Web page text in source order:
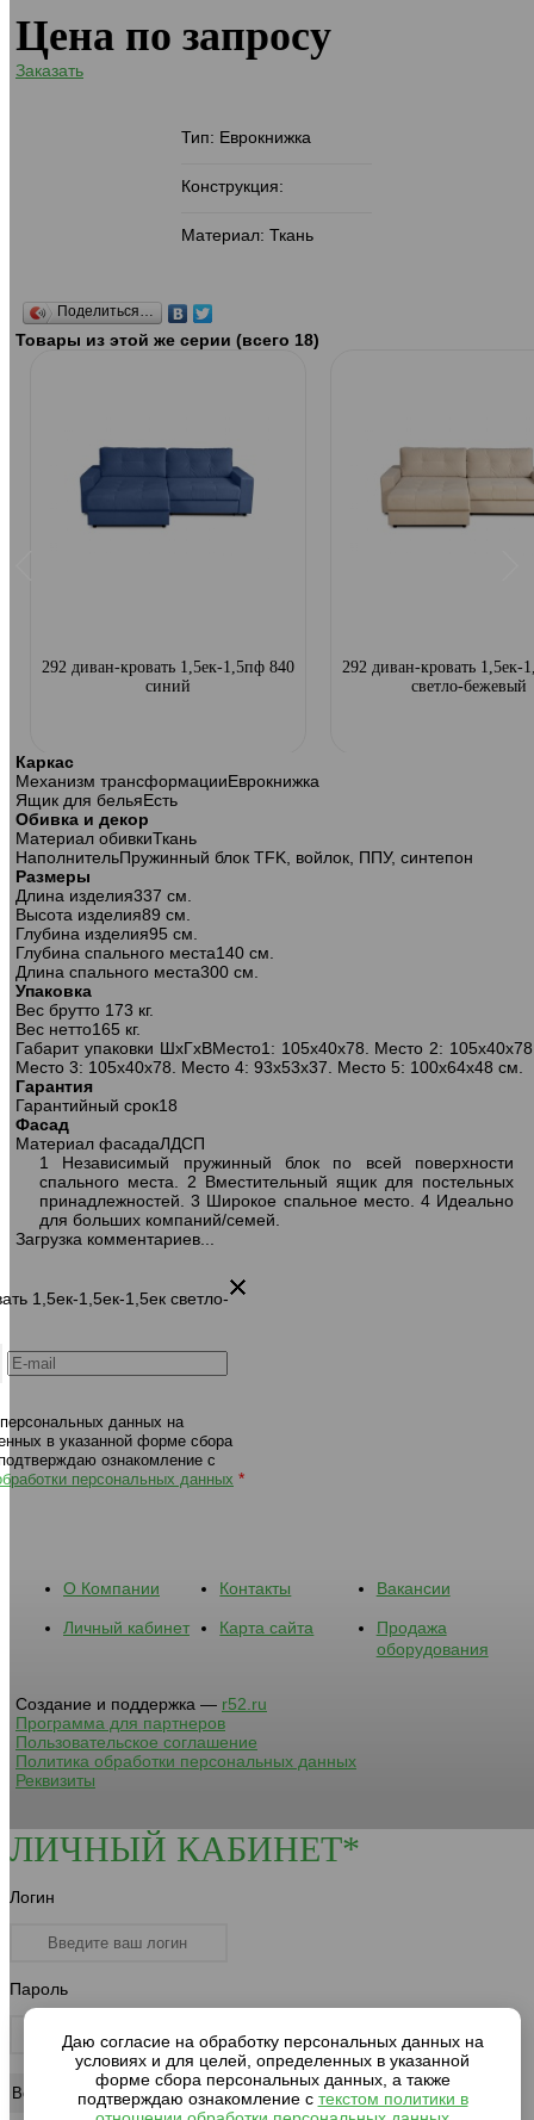
Цена по запросу
Заказать
Тип: Еврокнижка
Конструкция:
Материал: Ткань
Поделиться…
Товары из этой же серии (всего 18)
292 диван-кровать 1,5ек-1,5пф 840
синий
292 диван-кровать 1,5ек-
светло-бежевый
292 диван-кровать 1,5ек-1,5ек-1,5пф
292 диван-кровать 1,5ек-
Каркас
Механизм трансформацииЕврокнижка
Ящик для бельяЕсть
Обивка и декор
Материал обивкиТкань
НаполнительПружинный блок TFK, войлок, ППУ, синтепон
Размеры
Длина изделия337 см.
Высота изделия89 см.
Глубина изделия95 см.
Глубина спального места140 см.
Длина спального места300 см.
Упаковка
Вес брутто 173 кг.
Вес нетто165 кг.
Габарит упаковки ШхГхВМесто1: 105х40х78. Место 2:
Место 3: 105х40х78. Место 4: 93х53х37. Место 5: 100х64х48 см.
Гарантия
Гарантийный срок18
Фасад
Материал фасадаЛДСП
1 Независимый пружинный блок по всей поверхности
спального места. 2 Вместительный ящик для постельных
принадлежностей. 3 Широкое спальное место. 4 Идеально
для больших компаний/семей.
Загрузка комментариев...
1,5ек-1,5ек-1,5ек светло-
данных на
в указанной форме сбора
ознакомление с
персональных данных *
О Компании Контакты Вакансии
Личный кабинет Карта сайта
Продажа
оборудования
Создание и поддержка — r52.ru
Программа для партнеров
Пользовательское соглашение
Политика обработки персональных данных
Реквизиты
ЛИЧНЫЙ КАБИНЕТ*
Логин
Пароль
Даю согласие на обработку персональных данных на
условиях и для целей, определенных в указанной
форме сбора персональных данных, а также
подтверждаю ознакомление с текстом политики в